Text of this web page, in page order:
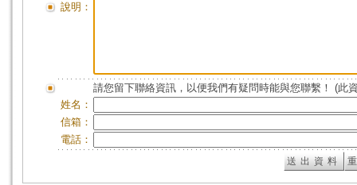
說明：
請您留下聯絡資訊，以便我們有疑問時能與您聯繫！ (此
姓名：
信箱：
電話：